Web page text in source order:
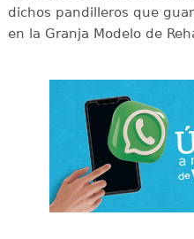
dichos pandilleros que
en la Granja Modelo de